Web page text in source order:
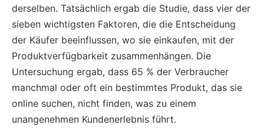
derselben. Tatsächlich ergab die Studie, dass vier der
sieben wichtigsten Faktoren, die die Entscheidung
der Käufer beeinflussen, wo sie einkaufen, mit der
Produktverfügbarkeit zusammenhängen. Die
Untersuchung ergab, dass 65 % der Verbraucher
manchmal oder oft ein bestimmtes Produkt, das sie
online suchen, nicht finden, was zu einem
unangenehmen Kundenerlebnis führt.